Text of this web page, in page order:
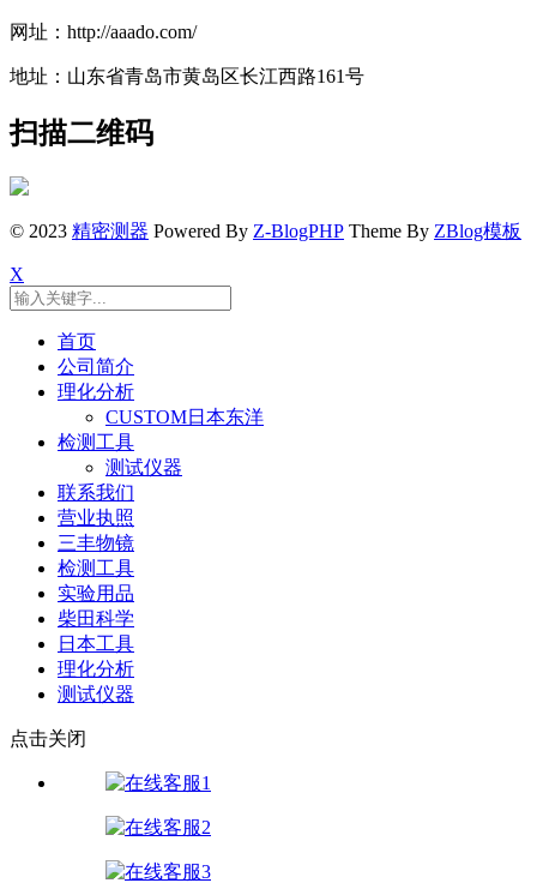
网址：http://aaado.com/
地址：山东省青岛市黄岛区长江西路161号
扫描二维码
© 2023 精密测器 Powered By Z-BlogPHP Theme By ZBlog模板
X
首页
公司简介
理化分析
CUSTOM日本东洋
检测工具
测试仪器
联系我们
营业执照
三丰物镜
检测工具
实验用品
柴田科学
日本工具
理化分析
测试仪器
点击关闭